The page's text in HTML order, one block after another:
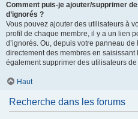
Comment puis-je ajouter/supprimer
d’ignorés ?
Vous pouvez ajouter des utilisateurs à
profil de chaque membre, il y a un lien
d’ignorés. Ou, depuis votre panneau
directement des membres en saisissant
également supprimer des utilisateurs
Haut
Recherche dans les forums